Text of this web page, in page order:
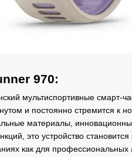
970:
мультиспортивные смарт-
и постоянно стремится к
материалы,
это устройство
как для профессиональных